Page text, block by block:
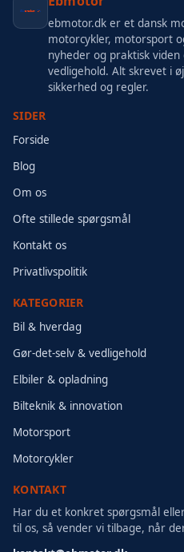
ebmotor.dk er et dansk
motorcykler, motorsport
nyheder og praktisk
vedligehold. Alt skrevet i
sikkerhed og regler.
SIDER
Forside
Blog
Om os
Ofte stillede spørgsmål
Kontakt os
Privatlivspolitik
KATEGORIER
Bil & hverdag
Gør-det-selv & vedligehold
Elbiler & opladning
Bilteknik & innovation
Motorsport
Motorcykler
KONTAKT
Har du et konkret spørgsmål
til os, så vender vi tilbage, når